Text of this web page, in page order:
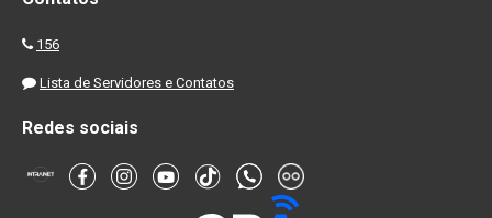
156
Lista de Servidores e Contatos
Redes sociais